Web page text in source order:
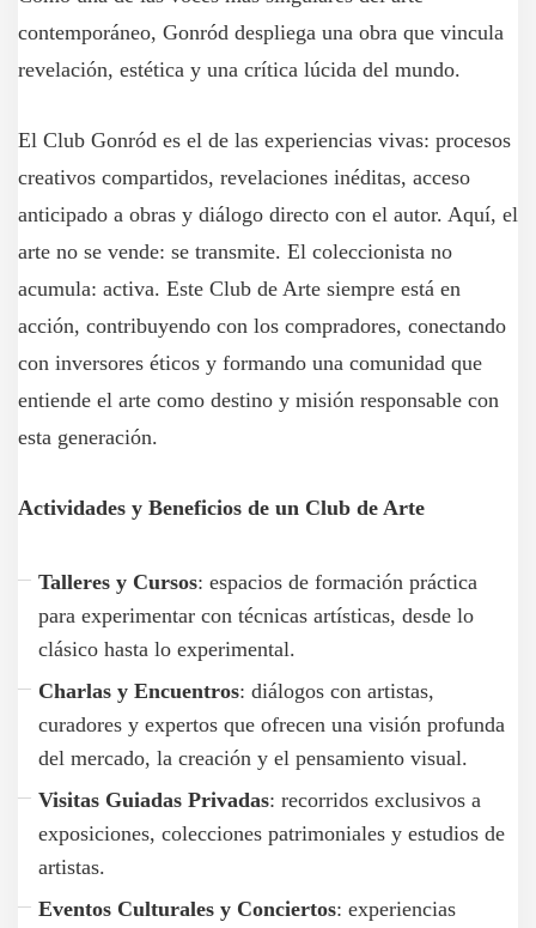
contemporáneo, Gonród despliega una obra que vincula
revelación, estética y una crítica lúcida del mundo.
El Club Gonród es el de las experiencias vivas: procesos
creativos compartidos, revelaciones inéditas, acceso
anticipado a obras y diálogo directo con el autor. Aquí, el
arte no se vende: se transmite. El coleccionista no
acumula: activa. Este Club de Arte siempre está en
acción, contribuyendo con los compradores, conectando
con inversores éticos y formando una comunidad que
entiende el arte como destino y misión responsable con
esta generación.
Actividades y Beneficios de un Club de Arte
Talleres y Cursos: espacios de formación práctica
para experimentar con técnicas artísticas, desde lo
clásico hasta lo experimental.
Charlas y Encuentros: diálogos con artistas,
curadores y expertos que ofrecen una visión profunda
del mercado, la creación y el pensamiento visual.
Visitas Guiadas Privadas: recorridos exclusivos a
exposiciones, colecciones patrimoniales y estudios de
artistas.
Eventos Culturales y Conciertos: experiencias